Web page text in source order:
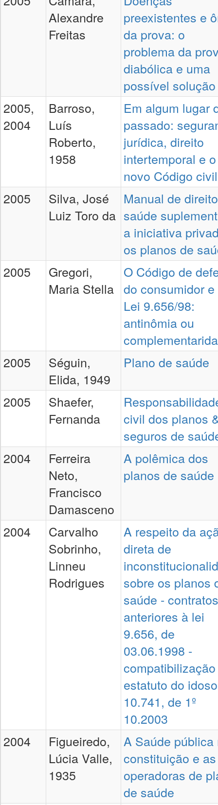
Alexandre
Freitas
preexistentes e
da prova: o
problema da
diabólica e uma
possível solução
2005,
2004
Barroso,
Luís
Roberto,
1958
Em algum lugar
passado:
jurídica, direito
intertemporal e o
novo Código civil
2005
Silva, José
Luiz Toro da
Manual de
saúde
a iniciativa
os planos de
2005
Gregori,
Maria Stella
O Código de
do consumidor e
Lei 9.656/98:
antinômia ou
2005
Séguin,
Elida, 1949
Plano de saúde
2005
Shaefer,
Fernanda
civil dos planos
seguros de
2004
Ferreira
Neto,
Francisco
Damasceno
A polêmica dos
planos de saúde
2004
Carvalho
Sobrinho,
Linneu
Rodrigues
A respeito da
direta de
sobre os planos
saúde - contratos
anteriores à lei
9.656, de
03.06.1998 -
estatuto do
10.741, de 1º
10.2003
2004
Figueiredo,
Lúcia Valle,
1935
A Saúde pública
constituição e as
operadoras de
de saúde